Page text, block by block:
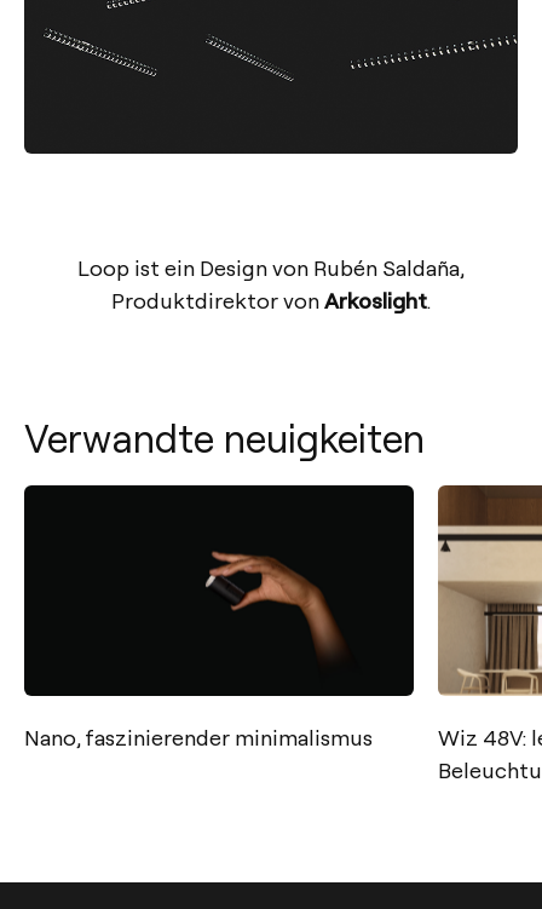
Loop ist ein Design von Rubén Saldaña,
Produktdirektor vonArkoslight.
Verwandte neuigkeiten
Nano, faszinierender minimalismus
Wiz 48V: